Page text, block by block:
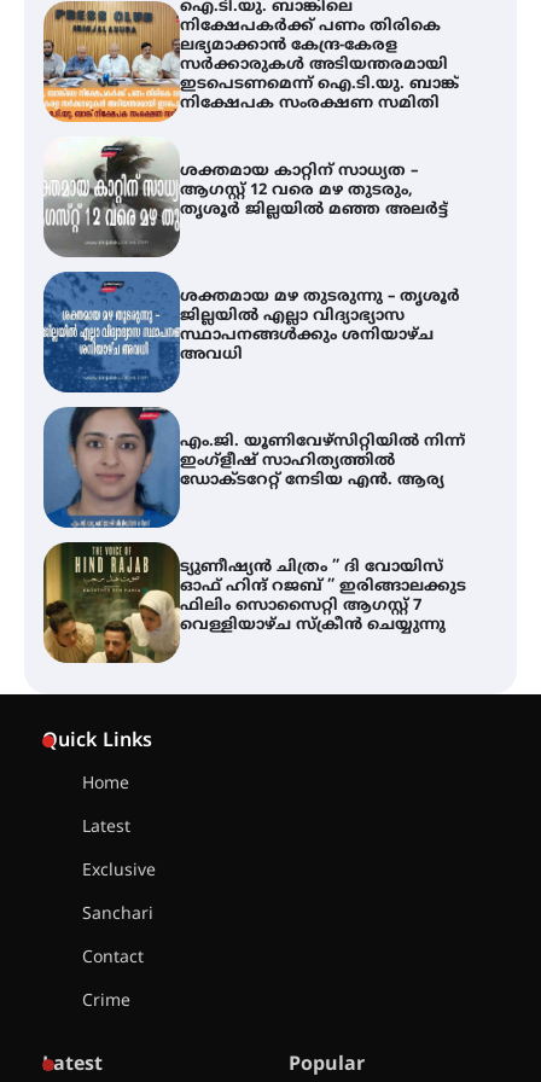
ഐ.ടി.യു. ബാങ്കിലെ
നിക്ഷേപകർക്ക് പണം തിരികെ
ലഭ്യമാക്കാൻ കേന്ദ്ര-കേരള
സർക്കാരുകൾ അടിയന്തരമായി
ഇടപെടണമെന്ന് ഐ.ടി.യു. ബാങ്ക്
നിക്ഷേപക സംരക്ഷണ സമിതി
ശക്തമായ കാറ്റിന് സാധ്യത –
ആഗസ്റ്റ് 12 വരെ മഴ തുടരും,
തൃശൂർ ജില്ലയിൽ മഞ്ഞ അലർട്ട്
ശക്തമായ മഴ തുടരുന്നു – തൃശൂർ
ജില്ലയിൽ എല്ലാ വിദ്യാഭ്യാസ
സ്ഥാപനങ്ങൾക്കും ശനിയാഴ്ച
അവധി
എം.ജി. യൂണിവേഴ്‌സിറ്റിയിൽ നിന്ന്
ഇംഗ്ളീഷ് സാഹിത്യത്തിൽ
ഡോക്ടറേറ്റ് നേടിയ എൻ. ആര്യ
ട്യുണീഷ്യൻ ചിത്രം ” ദി വോയിസ്
ഓഫ് ഹിന്ദ് റജബ് ” ഇരിങ്ങാലക്കുട
ഫിലിം സൊസൈറ്റി ആഗസ്റ്റ് 7
വെള്ളിയാഴ്ച സ്‌ക്രീൻ ചെയ്യുന്നു
Quick Links
Home
Latest
Exclusive
Sanchari
Contact
Crime
Latest Popular